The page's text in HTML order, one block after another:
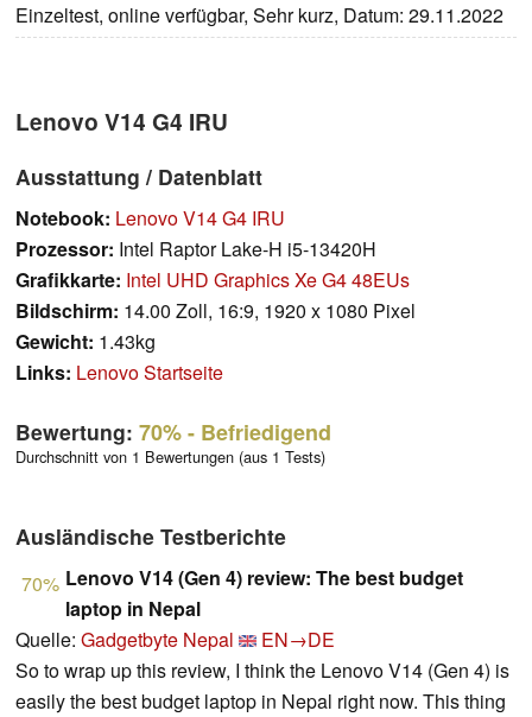
Einzeltest, online verfügbar, Sehr kurz, Datum: 29.11.2022
Lenovo V14 G4 IRU
Ausstattung / Datenblatt
Notebook: Lenovo V14 G4 IRU
Prozessor: Intel Raptor Lake-H i5-13420H
Grafikkarte: Intel UHD Graphics Xe G4 48EUs
Bildschirm: 14.00 Zoll, 16:9, 1920 x 1080 Pixel
Gewicht: 1.43kg
Links: Lenovo Startseite
Bewertung: 70%- Befriedigend
Durchschnitt von 1 Bewertungen (aus 1 Tests)
Ausländische Testberichte
70% Lenovo V14 (Gen 4) review: The best budget
laptop in Nepal
Quelle: Gadgetbyte Nepal
EN→DE
So to wrap up this review, I think the Lenovo V14 (Gen 4) is
easily the best budget laptop in Nepal right now. This thing